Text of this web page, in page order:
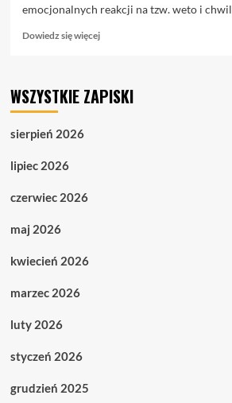
emocjonalnych reakcji na tzw. weto i
Dowiedz się więcejDowiedz
16.12.
WSZYSTKIE ZAPISKI
sierpień 2026
lipiec 2026
czerwiec 2026
maj 2026
kwiecień 2026
marzec 2026
luty 2026
styczeń 2026
grudzień 2025